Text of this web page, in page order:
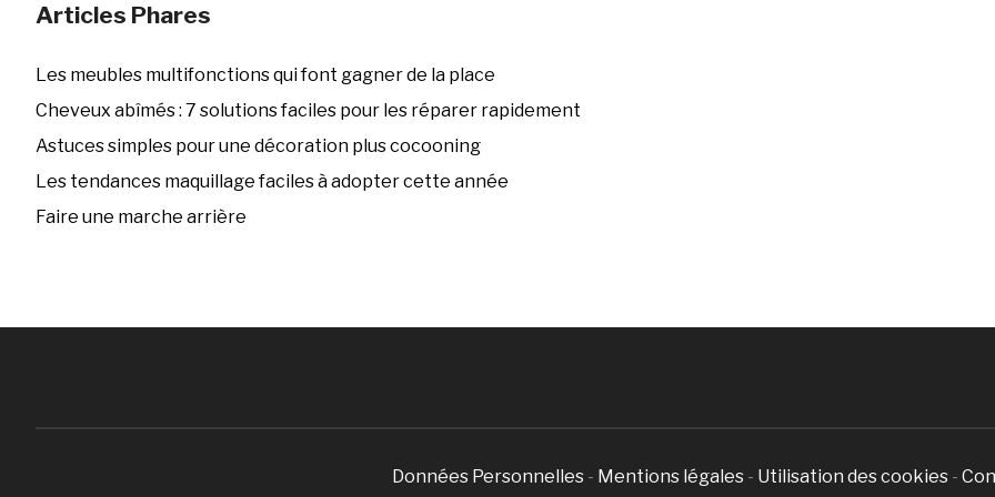
Articles Phares
Les meubles multifonctions qui font gagner de la place
Cheveux abîmés : 7 solutions faciles pour les réparer rapidement
Astuces simples pour une décoration plus cocooning
Les tendances maquillage faciles à adopter cette année
Faire une marche arrière
Données Personnelles - Mentions légales - Utilisation des cookies -